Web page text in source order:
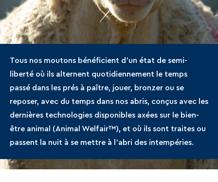
Tous nos moutons bénéficient d'un état de semi-
liberté où ils alternent quotidiennement le temps
passé dans les prés à paître, jouer, bronzer ou se
reposer, avec du temps dans nos abris, conçus avec les
dernières technologies disponibles axées sur le bien-
être animal (Animal Welfair™), et où ils sont traites ou
passent la nuit à se mettre à l'abri des intempéries.